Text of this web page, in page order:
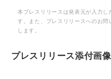
本プレスリリースは発表元が入力し
す。また、プレスリリースへのお
します。
プレスリリース添付画像